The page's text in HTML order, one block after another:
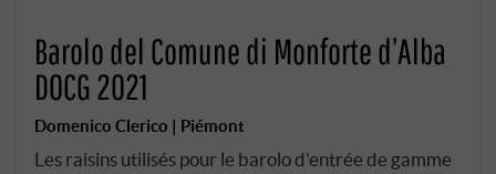
Barolo del Comune di Monforte d’Alba
DOCG 2021
Domenico Clerico | Piémont
Les raisins utilisés pour le barolo d'entrée de gamme